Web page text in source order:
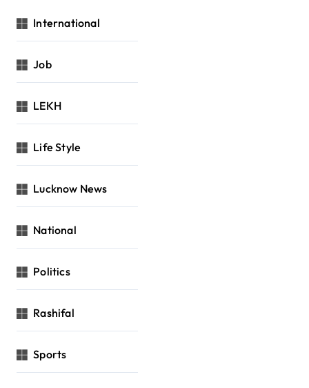
International
Job
LEKH
Life Style
Lucknow News
National
Politics
Rashifal
Sports